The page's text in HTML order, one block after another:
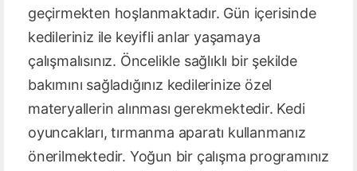
geçirmekten hoşlanmaktadır. Gün içerisinde
kedileriniz ile keyifli anlar yaşamaya
çalışmalısınız. Öncelikle sağlıklı bir şekilde
bakımını sağladığınız kedilerinize özel
materyallerin alınması gerekmektedir. Kedi
oyuncakları, tırmanma aparatı kullanmanız
önerilmektedir. Yoğun bir çalışma programınız